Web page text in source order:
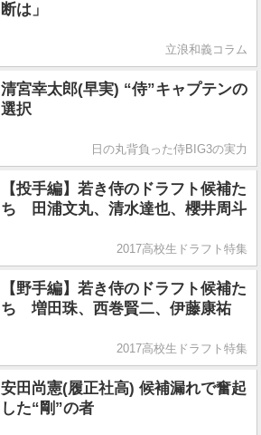
断は」
立浪和義コラム
清宮幸太郎(早実) “侍”キャプテンの
選択
日の丸背負った侍BIG3の実力
【投手編】若き侍のドラフト候補た
ち 田浦文丸、清水達也、櫻井周斗
2017高校生ドラフト特集
【野手編】若き侍のドラフト候補た
ち 増田珠、西巻賢二、伊藤康祐
2017高校生ドラフト特集
安田尚憲(履正社高) 候補漏れで奮起
した“剛”の者